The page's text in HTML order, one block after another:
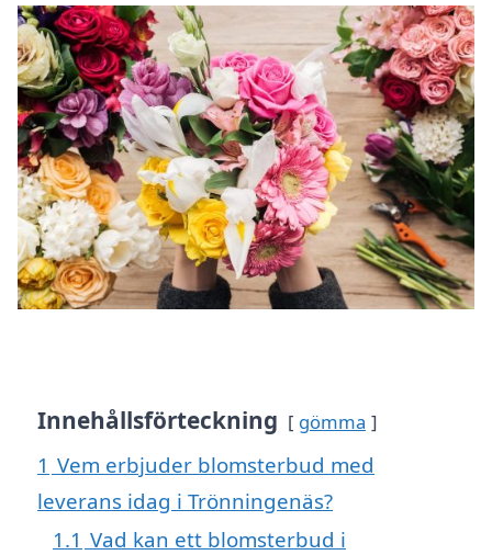
Innehållsförteckning gömma
1 Vem erbjuder blomsterbud med
leverans idag i Trönningenäs?
1.1 Vad kan ett blomsterbud i